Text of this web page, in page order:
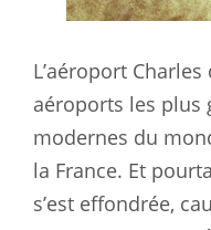
L’aéroport
aéroports les plus
modernes du
la France. Et
s’est effondrée,